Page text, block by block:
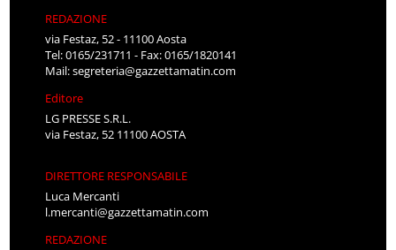
REDAZIONE
via Festaz, 52 - 11100 Aosta
Tel: 0165/231711 - Fax: 0165/1820141
Mail:segreteria@gazzettamatin.com
Editore
LG PRESSE S.R.L.
via Festaz, 52 11100 AOSTA
DIRETTORE RESPONSABILE
Luca Mercanti
l.mercanti@gazzettamatin.com
REDAZIONE